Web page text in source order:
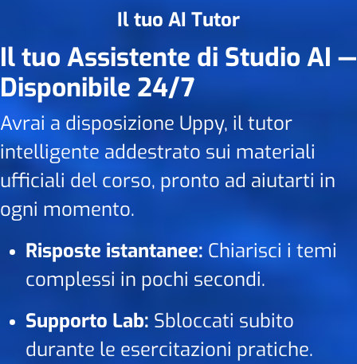
Il tuo AI Tutor
Il tuo Assistente di Studio AI —
Disponibile 24/7
Avrai a disposizione Uppy, il tutor
intelligente addestrato sui materiali
ufficiali del corso, pronto ad aiutarti in
ogni momento.
Risposte istantanee: Chiarisci i temi
complessi in pochi secondi.
Supporto Lab: Sbloccati subito
durante le esercitazioni pratiche.